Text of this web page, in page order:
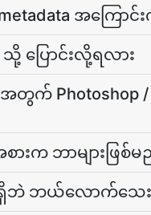
metadata အကြော
ပြောင်းလို့ရလား
တွက် Photoshop
းက ဘာများဖြစ်မ
းမရှိဘဲ ဘယ်လောက်